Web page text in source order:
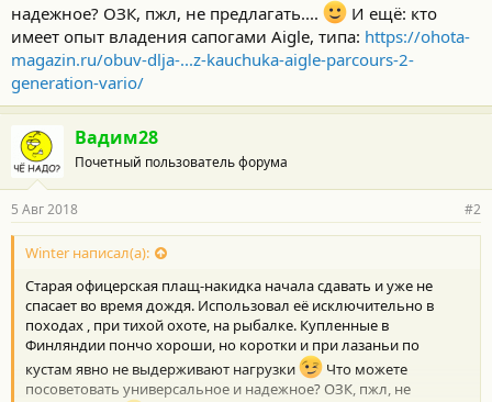
надежное? ОЗК, пжл, не предлагать....
И ещё: кто
имеет опыт владения сапогами Aigle, типа: https://ohota-
magazin.ru/obuv-dlja-...z-kauchuka-aigle-parcours-2-
generation-vario/
Вадим28
Почетный пользователь форума
5 Авг 2018 #2
Winter написал(а):
Старая офицерская плащ-накидка начала сдавать и уже не
спасает во время дождя. Использовал её исключительно в
походах , при тихой охоте, на рыбалке. Купленные в
Финляндии пончо хороши, но коротки и при лазаньи по
кустам явно не выдерживают нагрузки
Что можете
посоветовать универсальное и надежное? ОЗК, пжл, не